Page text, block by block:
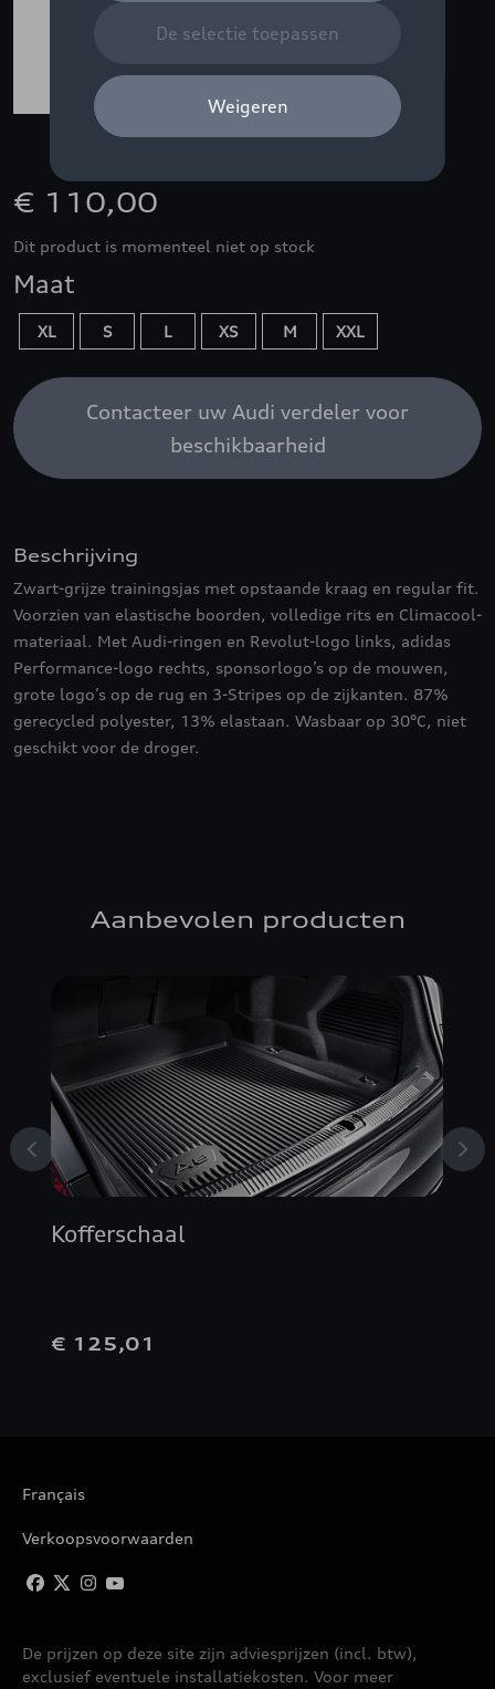
€ 110,00
Dit product is momenteel niet op stock
Maat
XL S L XS M XXL
Contacteer uw Audi verdeler voor
beschikbaarheid
Beschrijving
Zwart-grijze trainingsjas met opstaande kraag en regular fit.
Voorzien van elastische boorden, volledige rits en Climacool-
materiaal. Met Audi-ringen en Revolut-logo links, adidas
Performance-logo rechts, sponsorlogo’s op de mouwen,
grote logo’s op de rug en 3-Stripes op de zijkanten. 87%
gerecycled polyester, 13% elastaan. Wasbaar op 30°C, niet
geschikt voor de droger.
Aanbevolen producten
Kofferschaal
€ 125,01
Français
Verkoopsvoorwaarden
De prijzen op deze site zijn adviesprijzen (incl. btw),
exclusief eventuele installatiekosten. Voor meer